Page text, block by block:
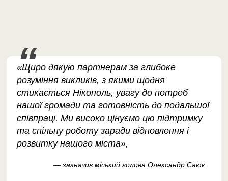
«Щиро дякую партнерам за глибоке
розуміння викликів, з якими щодня
стикається Нікополь, увагу до потреб
нашої громади та готовність до подальшої
співпраці. Ми високо цінуємо цю підтримку
та спільну роботу заради відновлення і
розвитку нашого міста»,
— зазначив міський голова Олександр Саюк.